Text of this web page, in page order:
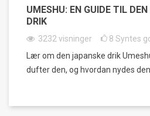
UMESHU: EN GUIDE TIL
DRIK
3232 visninger 8 Syntes
Lær om den japanske drik
dufter den, og hvordan nydes